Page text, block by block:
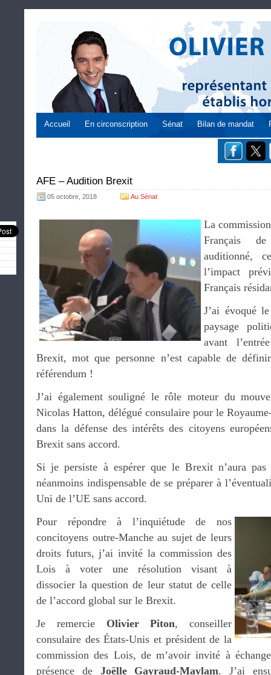
Accueil En circonscription Sénat Bilan de mandat
AFE – Audition Brexit
05 octobre, 2018 Au Sénat
La
Français
auditionné,
l’impact
Français
J’ai évoqué
paysage
avant
Brexit, mot que personne n’est capable de
référendum !
J’ai également souligné le rôle moteur du
Nicolas Hatton, délégué consulaire pour le
dans la défense des intérêts des citoyens
Brexit sans accord.
Si je persiste à espérer que le Brexit n’aura
néanmoins indispensable de se préparer à
Uni de l’UE sans accord.
Pour répondre à l’inquiétude de nos
concitoyens outre-Manche au sujet de leurs
droits futurs, j’ai invité la commission des
Lois à voter une résolution visant à
dissocier la question de leur statut de celle
de l’accord global sur le Brexit.
Je remercie Olivier Piton, conseiller
consulaire des États-Unis et président de la
commission des Lois, de m’avoir invité à
présence de Joëlle Gayraud-Maylam. J’ai